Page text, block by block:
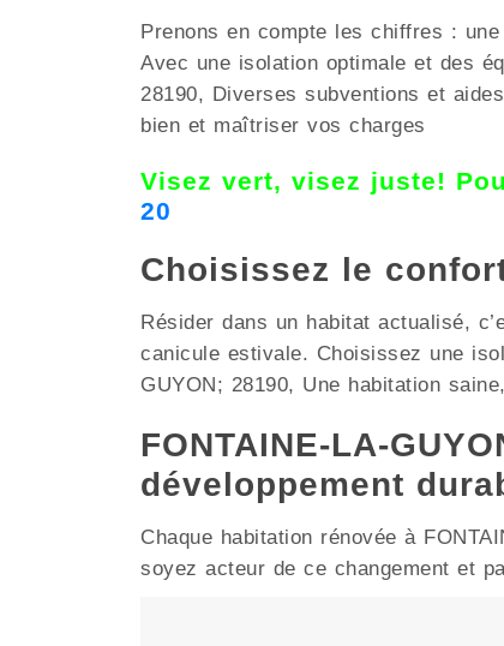
Prenons en compte les chiffres :
Avec une isolation optimale et des
28190, Diverses subventions et
bien et maîtriser vos charges
Visez vert, visez juste!
20
Choisissez le
Résider dans un habitat actualisé,
canicule estivale. Choisissez une
GUYON; 28190, Une habitation
FONTAINE-LA-
développement
Chaque habitation rénovée à
soyez acteur de ce changement et